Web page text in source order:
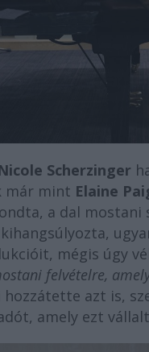
Scherzinger
már mint Elaine
a dal mostani
mégis úgy
felvételre,
azt is,
amely ezt